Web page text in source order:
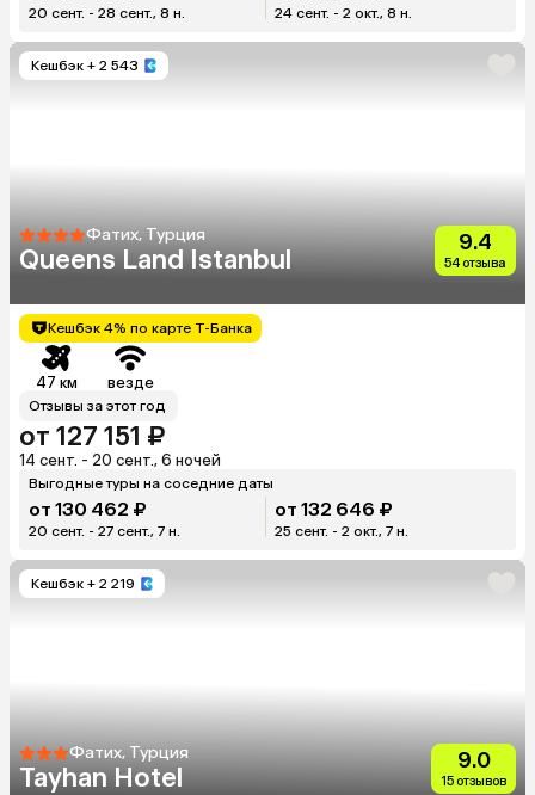
20 сент. - 28 сент., 8 н. 24 сент. - 2 окт., 8 н.
Кешбэк + 2 543
Фатих, Турция
Queens Land Istanbul
9.4
54 отзыва
Кешбэк 4% по карте Т-Банка
47 км везде
Отзывы за этот год
от 127 151 ₽
14 сент. - 20 сент., 6 ночей
Выгодные туры на соседние даты
от 130 462 ₽
20 сент. - 27 сент., 7 н.
от 132 646 ₽
25 сент. - 2 окт., 7 н.
Кешбэк + 2 219
Фатих, Турция
Tayhan Hotel
9.0
15 отзывов